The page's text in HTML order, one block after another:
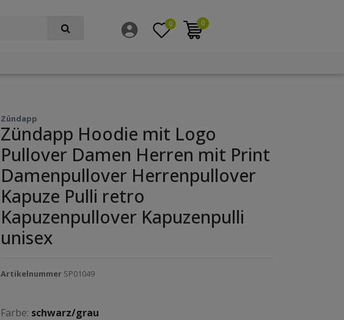
0 0
Zündapp
Zündapp Hoodie mit Logo
Pullover Damen Herren mit Print
Damenpullover Herrenpullover
Kapuze Pulli retro
Kapuzenpullover Kapuzenpulli
unisex
Artikelnummer SP01049
Farbe: schwarz/grau